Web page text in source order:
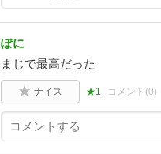
ぽに
まじで最高だった
ナイス ★1 コメント(0)